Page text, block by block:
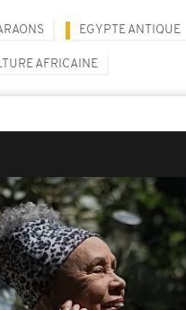
EGYPTE ANTIQUE
AFRICAINE